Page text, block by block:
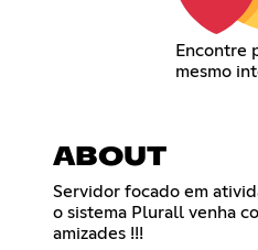
Encontre
mesmo
ABOUT
Servidor focado em
o sistema Plurall venha
amizades !!!